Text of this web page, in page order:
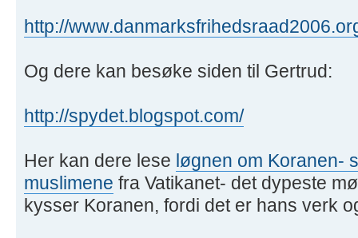
http://
Og dere kan besøke siden til Gertrud:
http://spydet.blogspot.com/
Her kan dere lese løgnen om Koranen-
muslimene fra Vatikanet- det dypeste
kysser Koranen, fordi det er hans verk